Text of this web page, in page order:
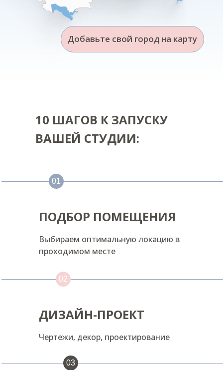
10 ШАГОВ К ЗАПУСКУ
ВАШЕЙ СТУДИИ:
ПОДБОР ПОМЕЩЕНИЯ
01
Выбираем оптимальную локацию в
проходимом месте
02
ДИЗАЙН-ПРОЕКТ
Чертежи, декор, проектирование
03
Форматы
НАЧНИТЕ ЗАРАБАТЫВАТЬ ВМЕСТЕ С НАМИ